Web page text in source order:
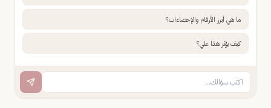
ما هي أبرز الأرقام والإحصاءات؟
كيف يؤثر هذا علي؟